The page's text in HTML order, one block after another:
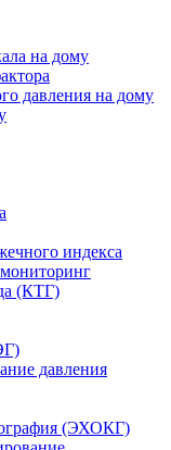
на дому
давления на дому
индекса
(КТГ)
давления
(ЭХОКГ)